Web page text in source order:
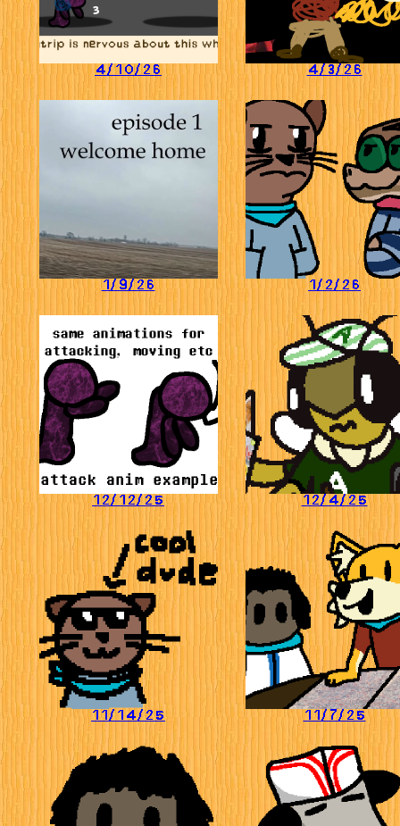
4/10/26 4/3/26
1/9/26 1/2/26
12/12/25 12/4/25
11/14/25 11/7/25